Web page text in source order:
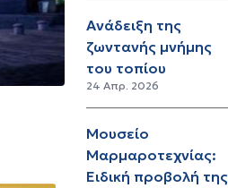
Ανάδειξη της
ζωντανής μνήμης
του τοπίου
24 Απρ. 2026
Μουσείο
Μαρμαροτεχνίας:
Ειδική προβολή της